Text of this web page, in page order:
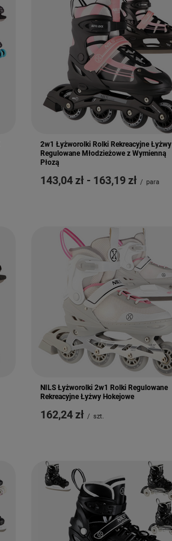
2w1 Łyżworolki Rolki Rekreacyjne Łyżwy
Regulowane Młodzieżowe z Wymienną
Płozą
od
143,04 zł - do
163,19 zł / para
NILS Łyżworolki 2w1 Rolki Regulowane
Rekreacyjne Łyżwy Hokejowe
162,24 zł / szt.